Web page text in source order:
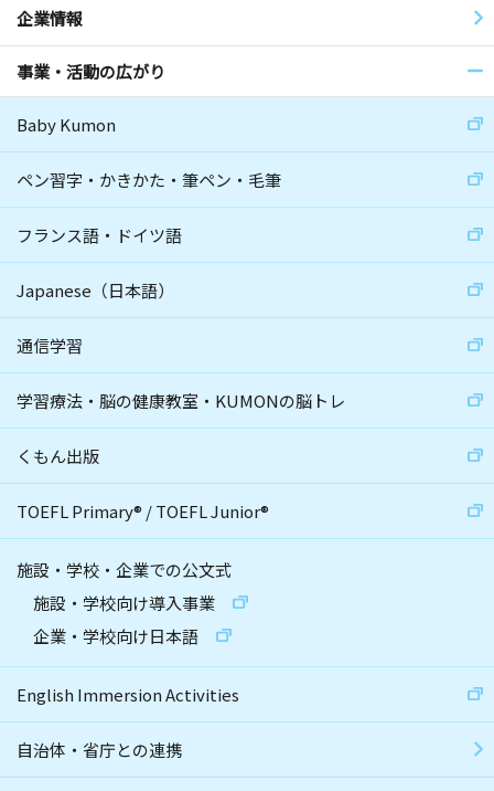
企業情報
事業・活動の広がり
Baby Kumon
ペン習字・かきかた・筆ペン・毛筆
フランス語・ドイツ語
Japanese（日本語）
通信学習
学習療法・脳の健康教室・KUMONの脳トレ
くもん出版
TOEFL Primary® /TOEFL Junior®
施設・学校・企業での公文式
施設・学校向け導入事業
企業・学校向け日本語
English Immersion Activities
自治体・省庁との連携